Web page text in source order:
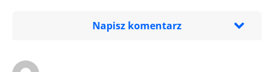
Napisz komentarz
Imię/ Nick*